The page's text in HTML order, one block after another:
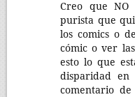
Creo que
purista que
los comics o
cómic o ver
esto lo que
disparidad en
comentario